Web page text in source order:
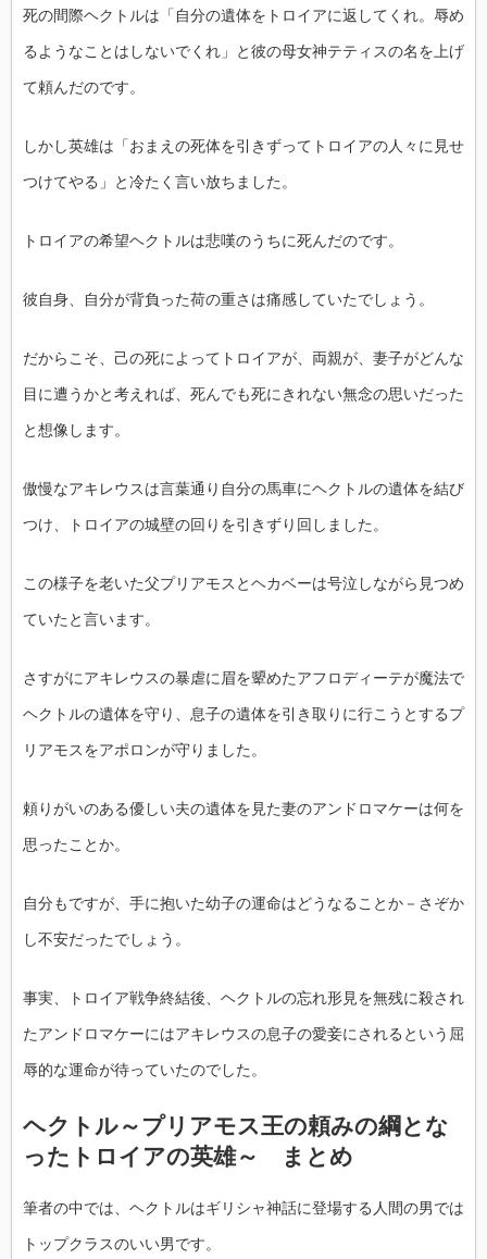
死の間際ヘクトルは「自分の遺体をトロイアに返してくれ。辱め
るようなことはしないでくれ」と彼の母女神テティスの名を上げ
て頼んだのです。
しかし英雄は「おまえの死体を引きずってトロイアの人々に見せ
つけてやる」と冷たく言い放ちました。
トロイアの希望ヘクトルは悲嘆のうちに死んだのです。
彼自身、自分が背負った荷の重さは痛感していたでしょう。
だからこそ、己の死によってトロイアが、両親が、妻子がどんな
目に遭うかと考えれば、死んでも死にきれない無念の思いだった
と想像します。
傲慢なアキレウスは言葉通り自分の馬車にヘクトルの遺体を結び
つけ、トロイアの城壁の回りを引きずり回しました。
この様子を老いた父プリアモスとヘカベーは号泣しながら見つめ
ていたと言います。
さすがにアキレウスの暴虐に眉を顰めたアフロディーテが魔法で
ヘクトルの遺体を守り、息子の遺体を引き取りに行こうとするプ
リアモスをアポロンが守りました。
頼りがいのある優しい夫の遺体を見た妻のアンドロマケーは何を
思ったことか。
自分もですが、手に抱いた幼子の運命はどうなることか－さぞか
し不安だったでしょう。
事実、トロイア戦争終結後、ヘクトルの忘れ形見を無残に殺され
たアンドロマケーにはアキレウスの息子の愛妾にされるという屈
辱的な運命が待っていたのでした。
ヘクトル～プリアモス王の頼みの綱とな
ったトロイアの英雄～ まとめ
筆者の中では、ヘクトルはギリシャ神話に登場する人間の男では
トップクラスのいい男です。